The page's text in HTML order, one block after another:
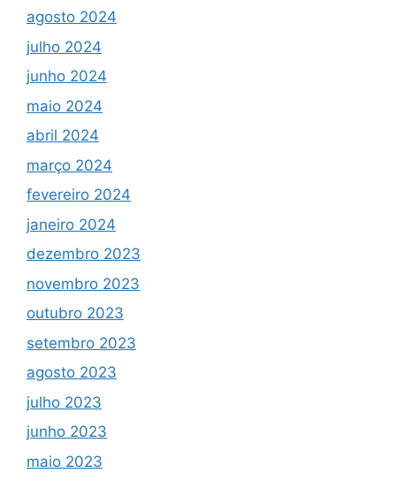
agosto 2024
julho 2024
junho 2024
maio 2024
abril 2024
março 2024
fevereiro 2024
janeiro 2024
dezembro 2023
novembro 2023
outubro 2023
setembro 2023
agosto 2023
julho 2023
junho 2023
maio 2023